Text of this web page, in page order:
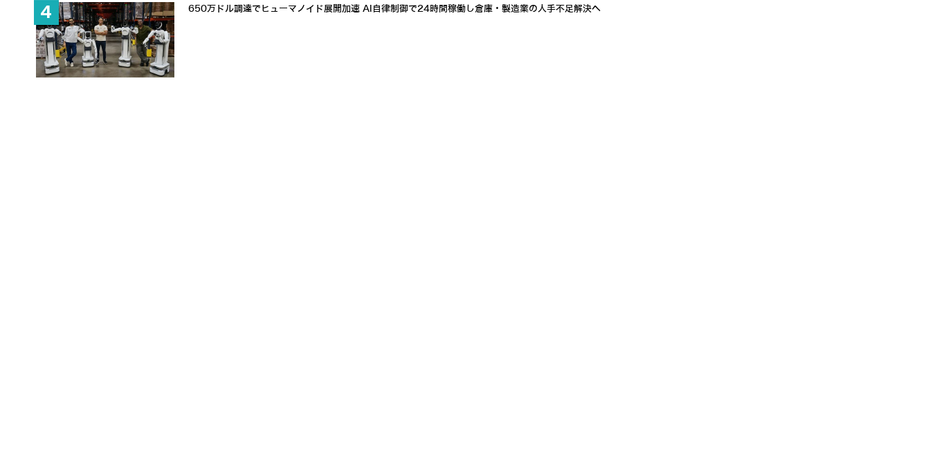
650万ドル調達でヒューマノイド展開加速 AI自律制御で24時間稼働し倉庫・製造業の人手不足解決へ